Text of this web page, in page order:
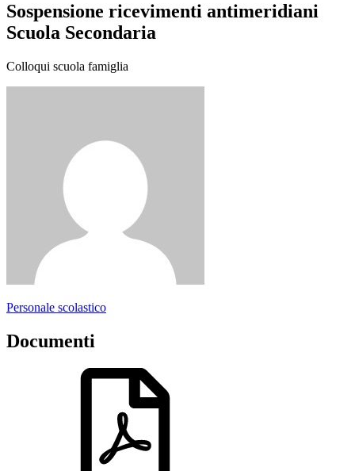
Sospensione ricevimenti antimeridiani
Scuola Secondaria
Colloqui scuola famiglia
Personale scolastico
Documenti